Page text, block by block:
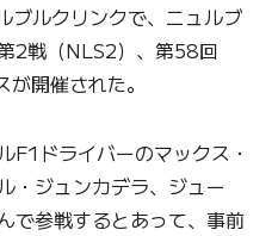
ルクリンクで、ニュルブ
2戦（NLS2）、第58回
開催された。
ドライバーのマックス・
・ジュンカデラ、ジュー
で参戦するとあって、事前